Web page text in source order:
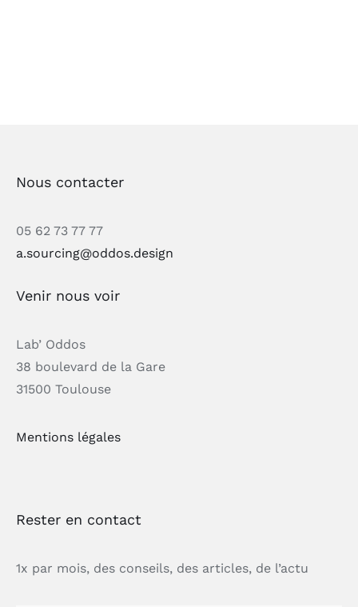
Nous contacter
05 62 73 77 77
a.sourcing@oddos.design
Venir nous voir
Lab’ Oddos
38 boulevard de la Gare
31500 Toulouse
Mentions légales
Rester en contact
1x par mois, des conseils, des articles, de l’actu